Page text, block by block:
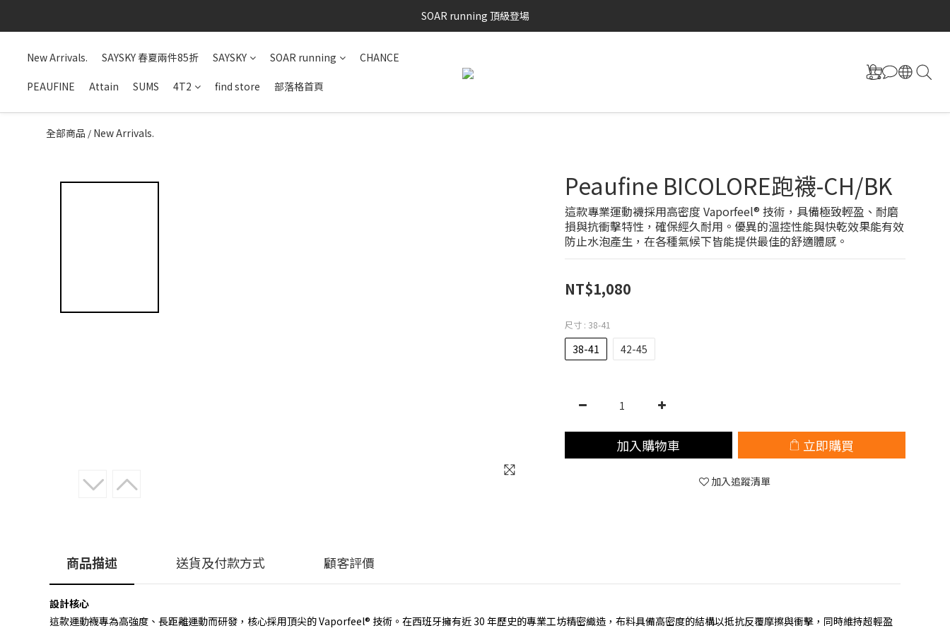
SAYSKY 26'春夏兩件85折
SOAR running 頂級登場
SAYSKY 26'春夏兩件85折
New Arrivals. SAYSKY 春夏兩件85折 SAYSKY SOAR running CHANCE
PEAUFINE Attain SUMS 4T2 find store 部落格首頁
全部商品 / New Arrivals.
Peaufine BICOLORE跑襪-CH/BK
這款專業運動襪採用高密度 Vaporfeel® 技術，具備極致輕盈、耐磨
損與抗衝擊特性，確保經久耐用。優異的溫控性能與快乾效果能有效
防止水泡產生，在各種氣候下皆能提供最佳的舒適體感。
NT$1,080
尺寸 : 38-41
38-41 42-45
加入購物車 立即購買
加入追蹤清單
商品描述 送貨及付款方式 顧客評價
設計核心
這款運動襪專為高強度、長距離運動而研發，核心採用頂尖的 Vaporfeel® 技術。在西班牙擁有近 30 年歷史的專業工坊精密織造，布料具備高密度的結構以抵抗反覆摩擦與衝擊，同時維持超輕盈